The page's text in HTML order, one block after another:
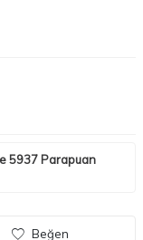
5937Parapuan
Beğen